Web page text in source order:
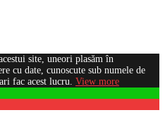
site, uneori plasăm în
cu date, cunoscute sub numele de
fac acest lucru. View more